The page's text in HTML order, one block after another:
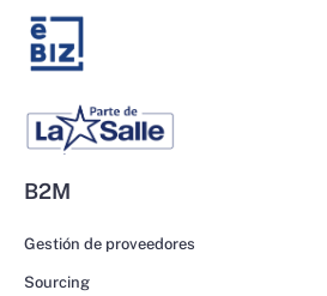
B2M
Gestión de proveedores
Sourcing